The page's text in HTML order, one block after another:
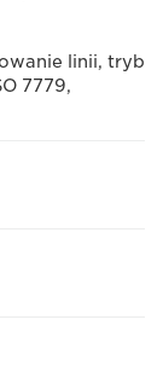
linii, tryb
7779,